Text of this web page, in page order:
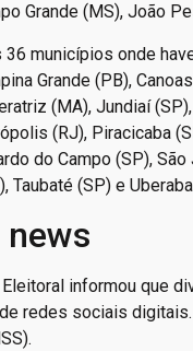
Grande (MS), João
municípios onde
Grande (PB),
(MA), Jundiaí
(RJ), Piracicaba
do Campo (SP),
Taubaté (SP) e
news
informou que
redes sociais